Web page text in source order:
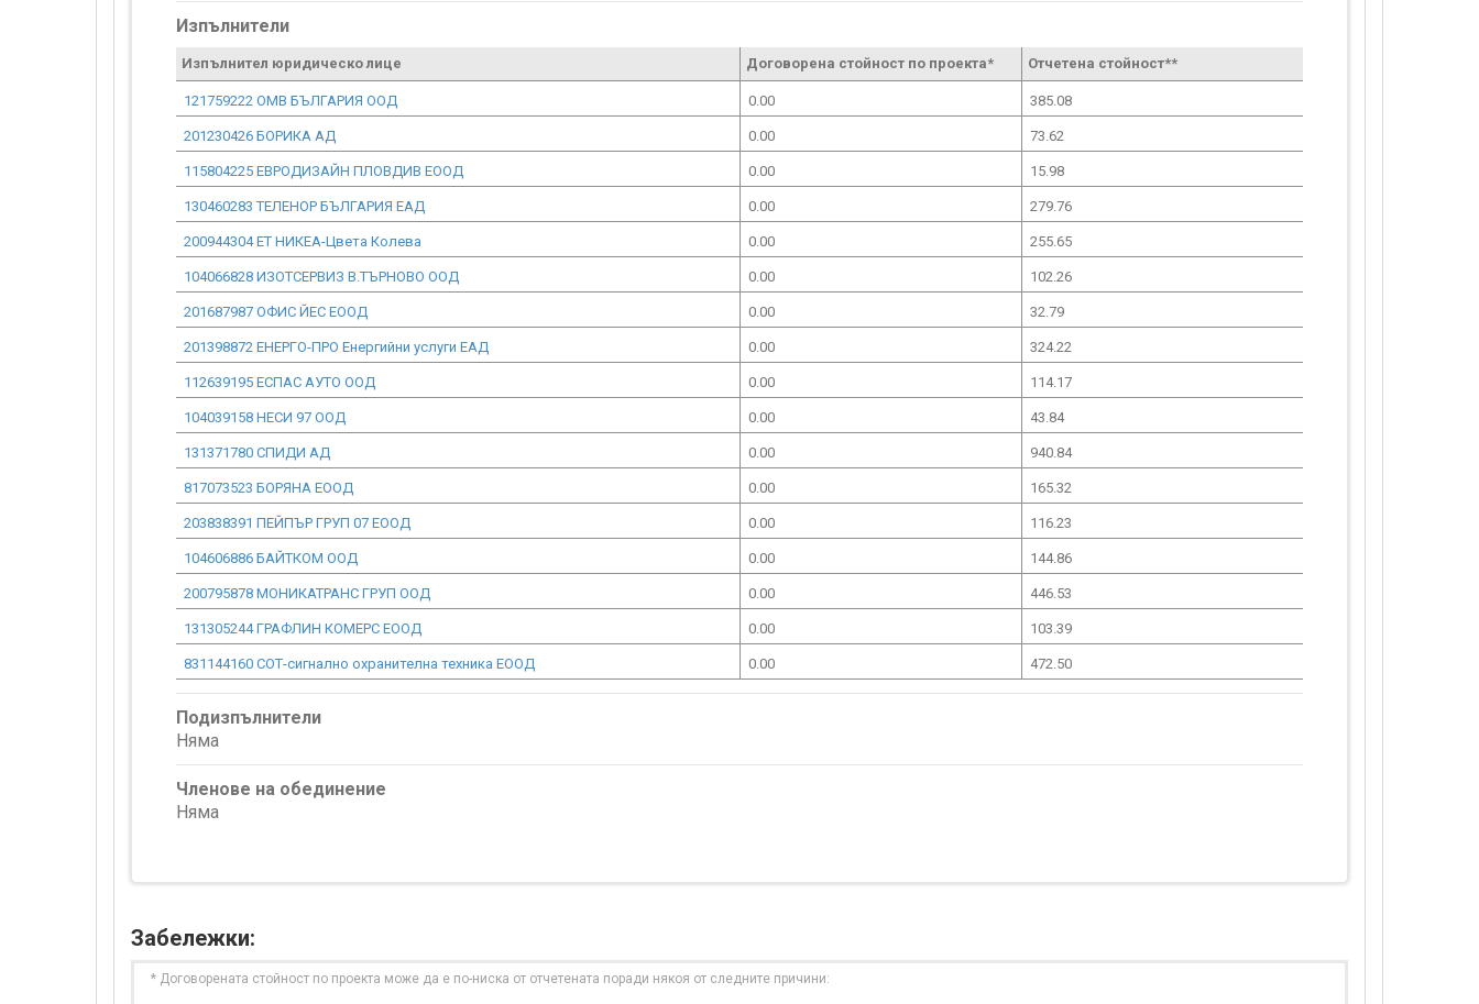
Изпълнители
Изпълнител юридическо лице Договорена стойност по проекта* Отчетена стойност**
121759222 ОМВ БЪЛГАРИЯ ООД 0.00 385.08
201230426 БОРИКА АД 0.00 73.62
115804225 ЕВРОДИЗАЙН ПЛОВДИВ ЕООД 0.00 15.98
130460283 ТЕЛЕНОР БЪЛГАРИЯ ЕАД 0.00 279.76
200944304 ЕТ НИКЕА-Цвета Колева 0.00 255.65
104066828 ИЗОТСЕРВИЗ В.ТЪРНОВО ООД 0.00 102.26
201687987 ОФИС ЙЕС ЕООД 0.00 32.79
201398872 ЕНЕРГО-ПРО Енергийни услуги ЕАД 0.00 324.22
112639195 ЕСПАС АУТО ООД 0.00 114.17
104039158 НЕСИ 97 ООД 0.00 43.84
131371780 СПИДИ АД 0.00 940.84
817073523 БОРЯНА ЕООД 0.00 165.32
203838391 ПЕЙПЪР ГРУП 07 ЕООД 0.00 116.23
104606886 БАЙТКОМ ООД 0.00 144.86
200795878 МОНИКАТРАНС ГРУП ООД 0.00 446.53
131305244 ГРАФЛИН КОМЕРС ЕООД 0.00 103.39
831144160 СОТ-сигнално охранителна техника ЕООД 0.00 472.50
Подизпълнители
Няма
Членове на обединение
Няма
Забележки:
* Договорената стойност по проекта може да е по-ниска от отчетената поради някоя от следните причини: